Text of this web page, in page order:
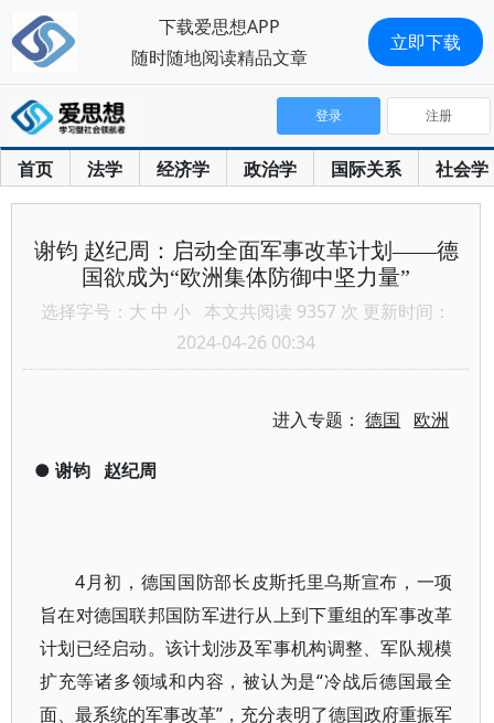
首页 法学 经济学 政治学 国际关系 社会学
登录 注册
谢钧 赵纪周：启动全面军事改革计划——德
国欲成为“欧洲集体防御中坚力量”
选择字号： 大 中 小 本文共阅读 9357 次 更新时间：
2024-04-26 00:34
进入专题：德国 欧洲
● 谢钧 赵纪周
4月初，德国国防部长皮斯托里乌斯宣布，一项
旨在对德国联邦国防军进行从上到下重组的军事改革
计划已经启动。该计划涉及军事机构调整、军队规模
扩充等诸多领域和内容，被认为是“冷战后德国最全
面、最系统的军事改革”，充分表明了德国政府重振军
下载爱思想APP
随时随地阅读精品文章
立即下载